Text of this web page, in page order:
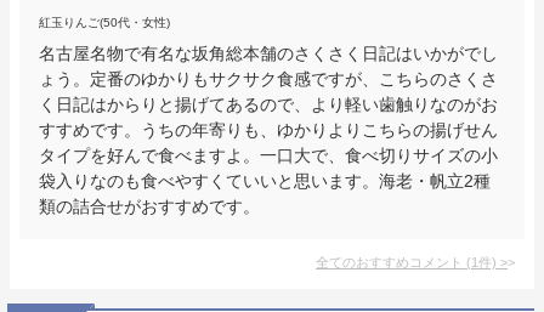
紅玉りんご(50代・女性)
名古屋名物で有名な坂角総本舗のさくさく日記はいかがでし
ょう。定番のゆかりもサクサク食感ですが、こちらのさくさ
く日記はからりと揚げてあるので、より軽い歯触りなのがお
すすめです。うちの年寄りも、ゆかりよりこちらの揚げせん
タイプを好んで食べますよ。一口大で、食べ切りサイズの小
袋入りなのも食べやすくていいと思います。海老・帆立2種
類の詰合せがおすすめです。
全てのおすすめコメント (1件) >